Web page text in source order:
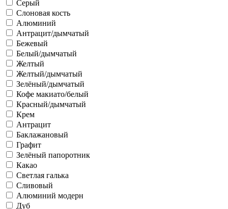
Серый
Слоновая кость
Алюминий
Антрацит/дымчатый
Бежевый
Белый/дымчатый
Желтый
Желтый/дымчатый
Зелёный/дымчатый
Кофе макиато/белый
Красный/дымчатый
Крем
Антрацит
Баклажановый
Графит
Зелёный папоротник
Какао
Светлая галька
Сливовый
Алюминий модерн
Дуб